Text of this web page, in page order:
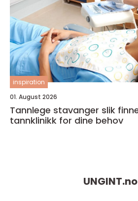
inspiration
01. August 2026
Tannlege stavanger slik finner du riktig
tannklinikk for dine behov
UNGINT.no